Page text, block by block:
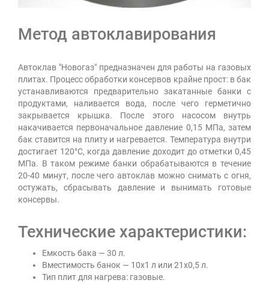
Метод автоклавирования
Автоклав "Новогаз" предназначен для работы на газовых
плитах. Процесс обработки консервов крайне прост: в бак
устанавливаются предварительно закатанные банки с
продуктами, наливается вода, после чего герметично
закрывается крышка. После этого насосом внутрь
накачивается первоначальное давление 0,15 МПа, затем
бак ставится на плиту и нагревается. Температура внутри
достигает 120°C, когда давление доходит до отметки 0,45
МПа. В таком режиме банки обрабатываются в течение
20-40 минут, после чего автоклав можно снимать с огня,
остужать, сбрасывать давление и вынимать готовые
консервы.
Технические характеристики:
Емкость бака — 30 л.
Вместимость банок — 10х1 л или 21х0,5 л.
Тип плит для нагрева: газовые.